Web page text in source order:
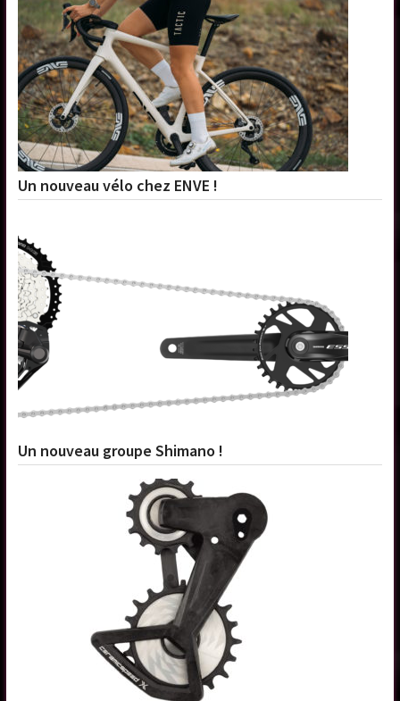
Un nouveau vélo chez ENVE !
Un nouveau groupe Shimano !